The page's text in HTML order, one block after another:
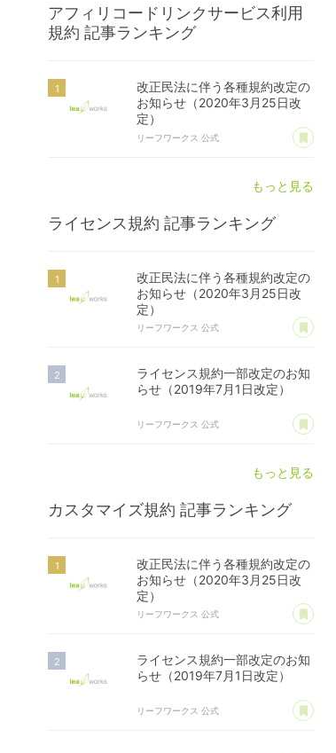
アフィリコードリンクサービス利用
規約 記事ランキング
改正民法に伴う各種規約改定の
お知らせ（2020年3月25日改
定）
リーフワークス 公式 あ
もっと見る
ライセンス規約 記事ランキング
改正民法に伴う各種規約改定の
お知らせ（2020年3月25日改
定）
リーフワークス 公式 あ
ライセンス規約一部改定のお知
らせ（2019年7月1日改定）
リーフワークス 公式 あ
もっと見る
カスタマイズ規約 記事ランキング
改正民法に伴う各種規約改定の
お知らせ（2020年3月25日改
定）
リーフワークス 公式 あ
ライセンス規約一部改定のお知
らせ（2019年7月1日改定）
リーフワークス 公式 あ